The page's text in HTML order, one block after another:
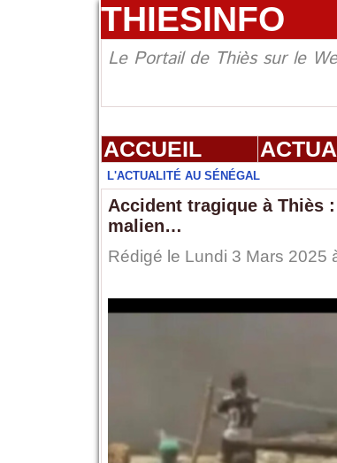
THIESINFO
Le Portail de Thiès sur le
ACCUEIL
L'ACTUALITÉ AU SÉNÉGAL
Accident tragique à Thiès
malien…
Rédigé le Lundi 3 Mars 2025